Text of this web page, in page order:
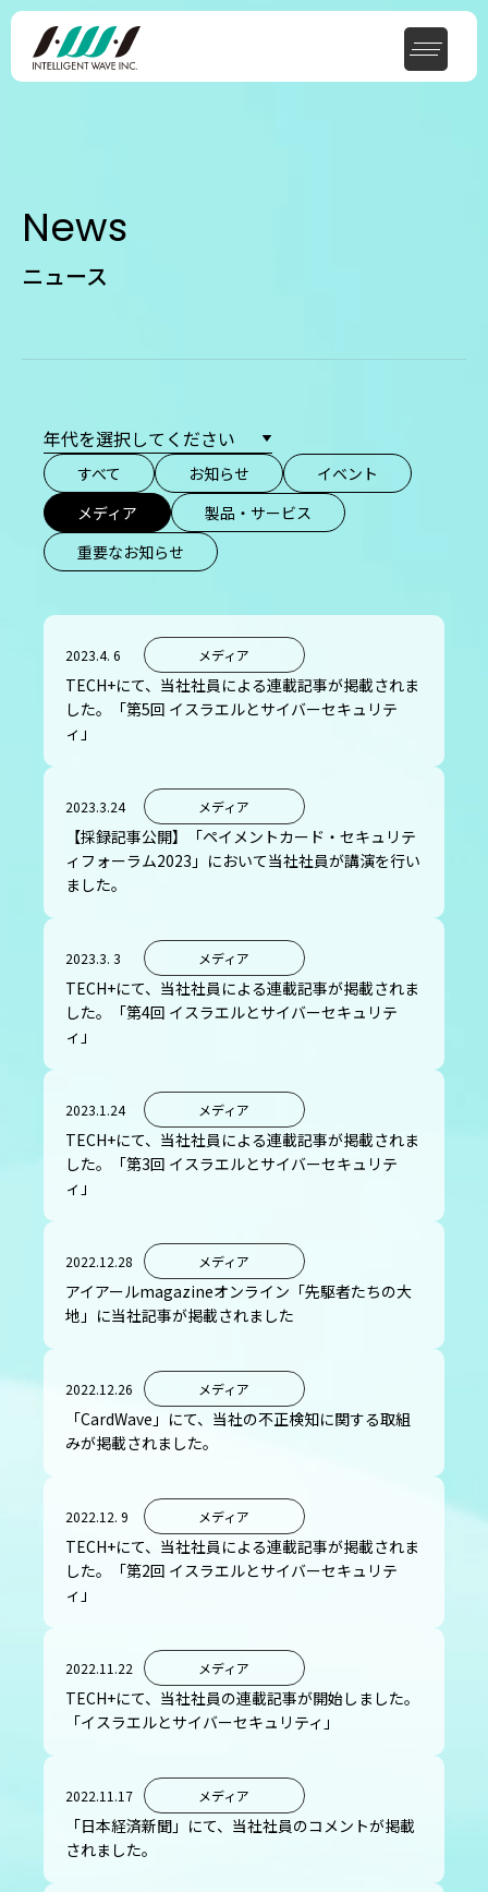
News
ニュース
すべて お知らせ
イベント
メディア
製品・サービス
重要なお知らせ
2023.4. 6 メディア
TECH+にて、当社社員による連載記事が掲載されま
した。「第5回 イスラエルとサイバーセキュリテ
ィ」
2023.3.24 メディア
【採録記事公開】「ペイメントカード・セキュリテ
ィフォーラム2023」において当社社員が講演を行い
ました。
2023.3. 3 メディア
TECH+にて、当社社員による連載記事が掲載されま
した。「第4回 イスラエルとサイバーセキュリテ
ィ」
2023.1.24 メディア
TECH+にて、当社社員による連載記事が掲載されま
した。「第3回 イスラエルとサイバーセキュリテ
ィ」
2022.12.28 メディア
アイアールmagazineオンライン「先駆者たちの大
地」に当社記事が掲載されました
2022.12.26 メディア
「CardWave」にて、当社の不正検知に関する取組
みが掲載されました。
2022.12. 9 メディア
TECH+にて、当社社員による連載記事が掲載されま
した。「第2回 イスラエルとサイバーセキュリテ
ィ」
2022.11.22 メディア
TECH+にて、当社社員の連載記事が開始しました。
「イスラエルとサイバーセキュリティ」
2022.11.17 メディア
「日本経済新聞」にて、当社社員のコメントが掲載
されました。